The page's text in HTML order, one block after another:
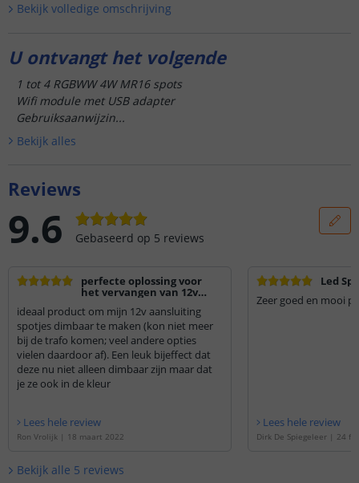
Bekijk volledige omschrijving
U ontvangt het volgende
1 tot 4 RGBWW 4W MR16 spots
Wifi module met USB adapter
Gebruiksaanwijzin...
Bekijk alles
Reviews
9.6 Gebaseerd op 5 reviews
perfecte oplossing voor
het vervangen van 12v
LEDD
ideaal product om mijn 12v aansluiting
spotjes dimbaar te maken (kon niet meer
bij de trafo komen; veel andere opties
vielen daardoor af). Een leuk bijeffect dat
deze nu niet alleen dimbaar zijn maar dat
je ze ook in de kleur
Lees hele review
Ron Vrolijk | 18 maart 2022
Led
Zeer goed en mooi
Lees hele review
Dirk De Spiegeleer| 24
Bekijk alle 5 reviews